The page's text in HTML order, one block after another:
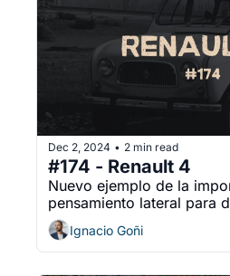
Dec 2, 2024 • 2 min read
#174 - Renault 4
Nuevo ejemplo de la
pensamiento lateral para
Ignacio Goñi